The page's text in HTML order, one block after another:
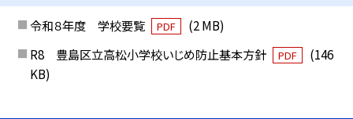
令和８年度 学校要覧 PDF
(2 MB)
R8 豊島区立高松小学校いじめ防止基本方針
PDF
(146
KB)